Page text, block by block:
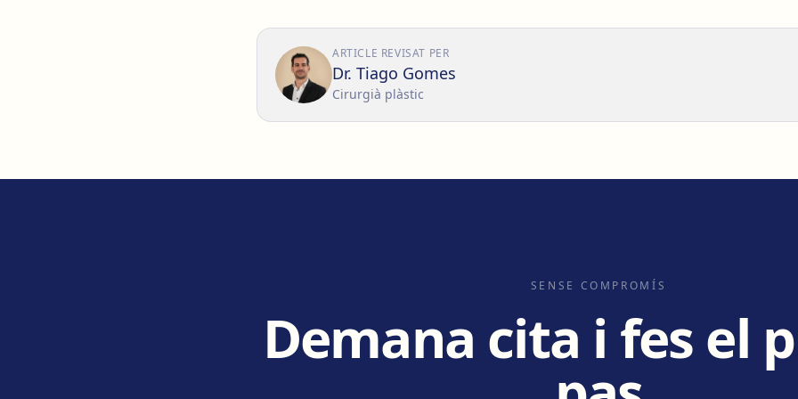
ARTICLE REVISAT PER
Dr. Tiago Gomes
Cirurgià plàstic
SENSE COMPROMÍS
Demana cita i fes el